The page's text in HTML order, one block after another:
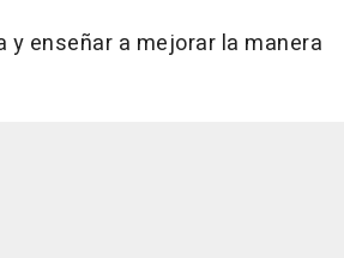
y enseñar a mejorar la manera